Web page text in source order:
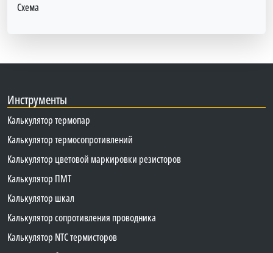
Схема
Инструменты
Калькулятор термопар
Калькулятор термосопротивлений
Калькулятор цветовой маркировки резисторов
Калькулятор ПМТ
Калькулятор шкал
Калькулятор сопротивления проводника
Калькулятор NTC термисторов